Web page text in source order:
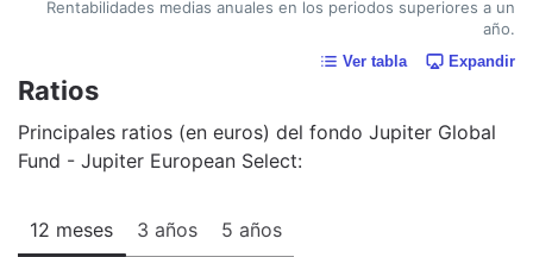
Rentabilidades medias anuales en los periodos superiores a un
año.
Ver tabla Expandir
Ratios
Principales ratios (en euros) del fondo Jupiter Global
Fund - Jupiter European Select:
12 meses 3 años 5 años